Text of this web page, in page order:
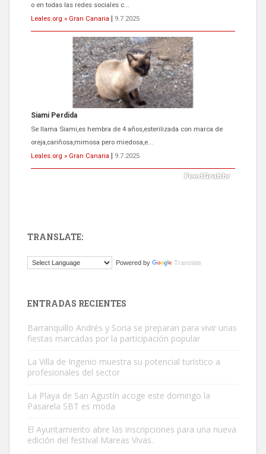
oreja,cariñosa,mimosa pero miedosa,e...
Leales.org » Gran Canaria
9.7.2025
ADOPCIÓN URGENTE GATA TEROR GRAN CANARIA
El ayuntamiento se va a llevar a Los Gatos callejeros de la zona los
próximos días, ella incluida...
Leales.org » Gran Canaria
9.7.2025
Este gato macho ha aparecido en la calle hace menos de un mes,
Busco adopción responsable para mi perra. Pastor alemán,
Leales.org » Gran Canaria
6.7.2025
TRANSLATE:
Powered by Translate
ENTRADAS RECIENTES
Barranquillo Andrés y Soria se preparan para vivir unas
fiestas marcadas por la participación popular
La Villa de Ingenio muestra su potencial turístico a
profesionales del sector
La Playa de San Agustín acoge este domingo la
Pasarela SBT es moda
El Ayuntamiento abre las inscripciones para una nueva
edición del festival Mareas Vivas.